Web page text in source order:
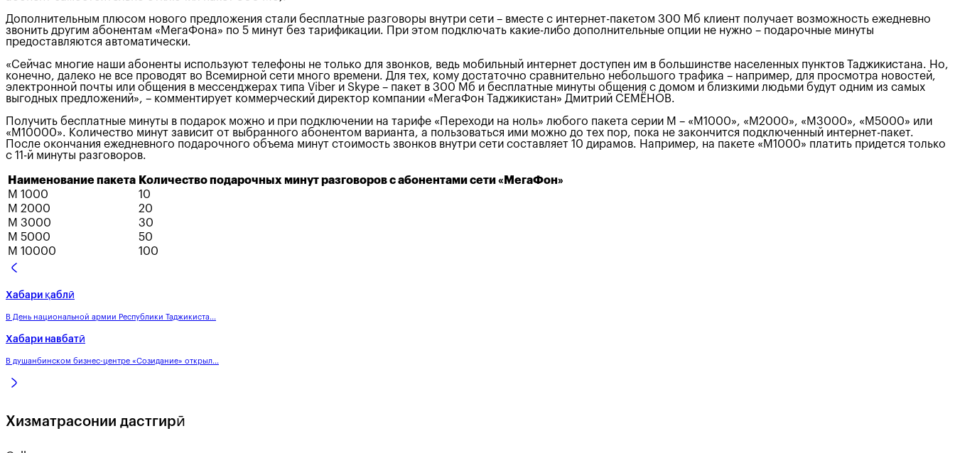
Дополнительным плюсом нового предложения стали бесплатные разговоры внутри сети – вместе с интернет-пакетом 300 Мб клиент получает возможность ежедневно
звонить другим абонентам «МегаФона» по 5 минут без тарификации. При этом подключать какие-либо дополнительные опции не нужно – подарочные минуты
предоставляются автоматически.
«Сейчас многие наши абоненты используют телефоны не только для звонков, ведь мобильный интернет доступен им в большинстве населенных пунктов Таджикистана. Но,
конечно, далеко не все проводят во Всемирной сети много времени. Для тех, кому достаточно сравнительно небольшого трафика – например, для просмотра новостей,
электронной почты или общения в мессенджерах типа Viber и Skype – пакет в 300 Мб и бесплатные минуты общения с домом и близкими людьми будут одним из самых
выгодных предложений», – комментирует коммерческий директор компании «МегаФон Таджикистан» Дмитрий СЕМЁНОВ.
Получить бесплатные минуты в подарок можно и при подключении на тарифе «Переходи на ноль» любого пакета серии М – «М1000», «М2000», «М3000», «М5000» или
«М10000». Количество минут зависит от выбранного абонентом варианта, а пользоваться ими можно до тех пор, пока не закончится подключенный интернет-пакет.
После окончания ежедневного подарочного объема минут стоимость звонков внутри сети составляет 10 дирамов. Например, на пакете «М1000» платить придется только
с 11-й минуты разговоров.
Наименование пакета Количество подарочных минут разговоров с абонентами сети «МегаФон»
М 1000
10
М 2000
20
М 3000
30
М 5000
50
М 10000
100
Хабари қаблӣ
В День национальной армии Республики Таджикиста...
Хабари навбатӣ
В душанбинском бизнес-центре «Созидание» открыл...
Хизматрасонии дастгирӣ